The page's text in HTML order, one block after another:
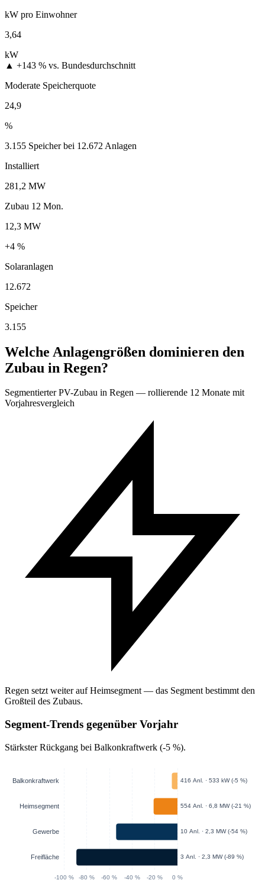
kW pro Einwohner
3,64
kW
▲ +143 % vs. Bundesdurchschnitt
Moderate Speicherquote
24,9
%
3.155 Speicher bei 12.672 Anlagen
Installiert
281,2 MW
Zubau 12 Mon.
12,3 MW
+4 %
Solaranlagen
12.672
Speicher
3.155
Welche Anlagengrößen dominieren den
Zubau in Regen?
Segmentierter PV-Zubau in Regen — rollierende 12 Monate mit
Vorjahresvergleich
Regen setzt weiter auf Heimsegment — das Segment bestimmt den
Großteil des Zubaus.
Segment-Trends gegenüber Vorjahr
Stärkster Rückgang bei Balkonkraftwerk (-5 %).